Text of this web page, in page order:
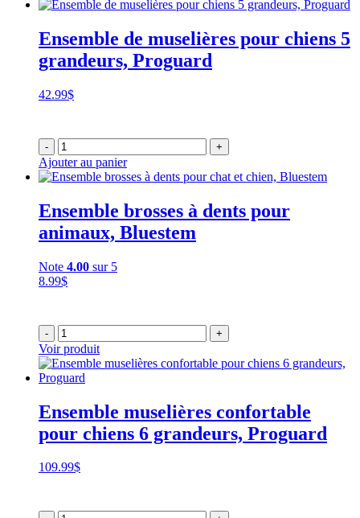
Ensemble de muselières pour chiens 5
grandeurs, Proguard
42.99$
- +
Ajouter au panier
Ensemble brosses à dents pour
animaux, Bluestem
Note 4.00 sur 5
8.99$
- +
Voir produit
Ensemble muselières confortable
pour chiens 6 grandeurs, Proguard
109.99$